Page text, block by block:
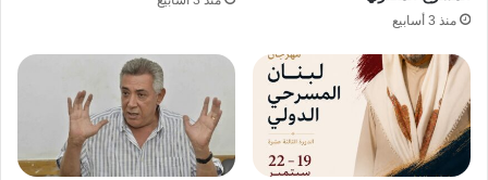
منذ 3 أسابيع